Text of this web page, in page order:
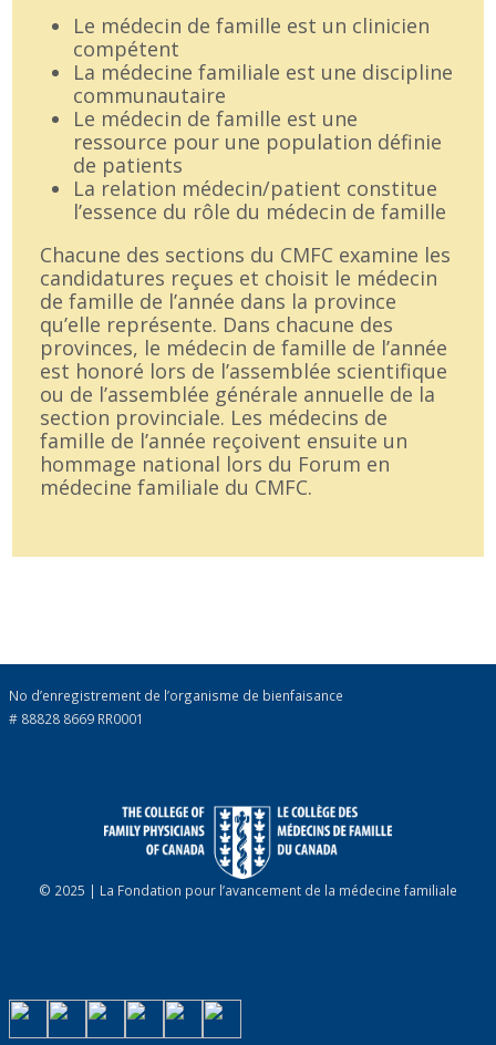
Le médecin de famille est un clinicien
compétent
La médecine familiale est une discipline
communautaire
Le médecin de famille est une
ressource pour une population définie
de patients
La relation médecin/patient constitue
l’essence du rôle du médecin de famille
Chacune des sections du CMFC examine les
candidatures reçues et choisit le médecin
de famille de l’année dans la province
qu’elle représente. Dans chacune des
provinces, le médecin de famille de l’année
est honoré lors de l’assemblée scientifique
ou de l’assemblée générale annuelle de la
section provinciale. Les médecins de
famille de l’année reçoivent ensuite un
hommage national lors du Forum en
médecine familiale du CMFC.
No d’enregistrement de l’organisme de bienfaisance
# 88828 8669 RR0001
© 2025 | La Fondation pour l’avancement de la médecine familiale